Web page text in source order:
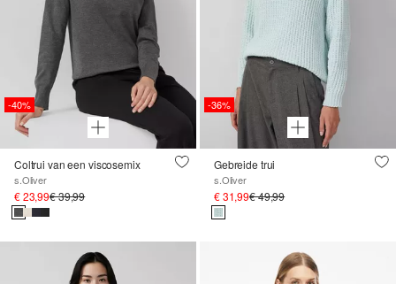
-40%
Coltrui van een viscosemix
s.Oliver
€ 23,99€ 39,99
-36%
Gebreide trui
s.Oliver
€ 31,99€ 49,99